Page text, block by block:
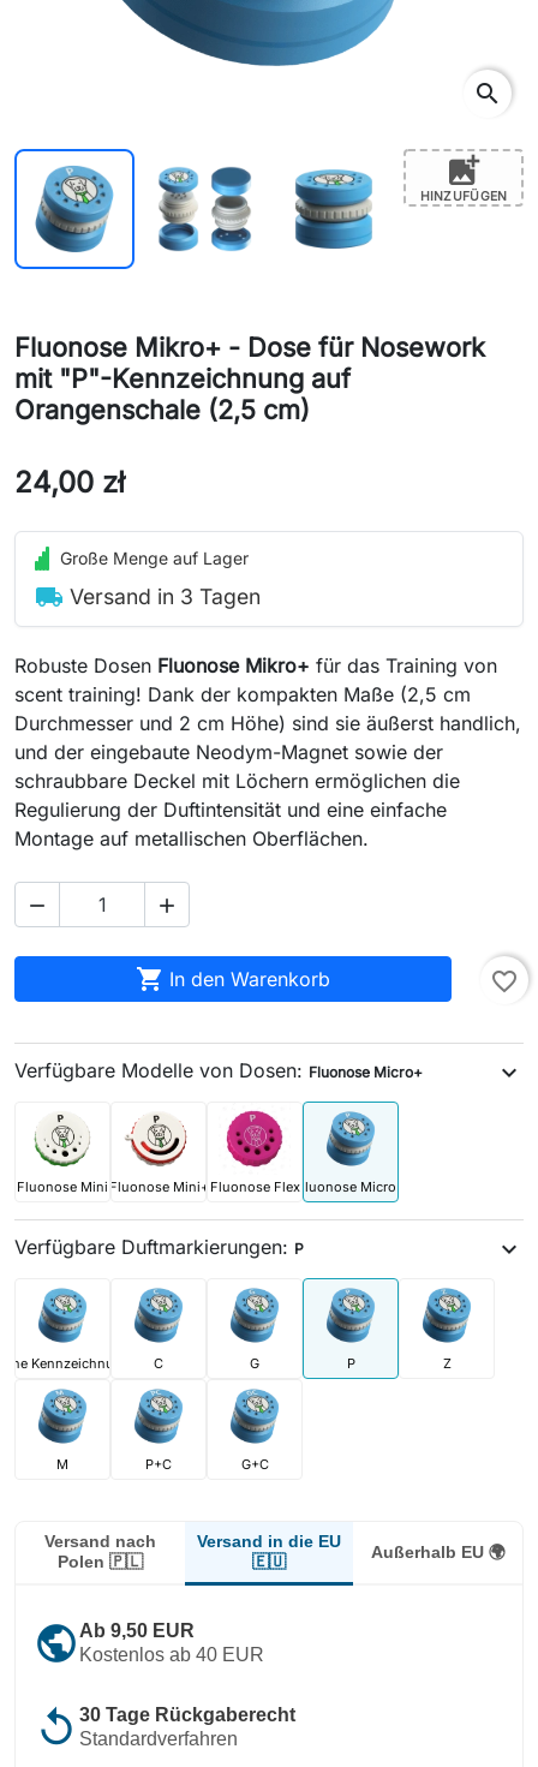
search
add_photo_alternate
HINZUFÜGEN
Fluonose Mikro+ - Dose für Nosework
mit "P"-Kennzeichnung auf
Orangenschale (2,5 cm)
24,00 zł
Große Menge auf Lager
local_shipping Versand in 3 Tagen
Robuste Dosen Fluonose Mikro+ für das Training von
scent training! Dank der kompakten Maße (2,5 cm
Durchmesser und 2 cm Höhe) sind sie äußerst handlich,
und der eingebaute Neodym-Magnet sowie der
schraubbare Deckel mit Löchern ermöglichen die
Regulierung der Duftintensität und eine einfache
Montage auf metallischen Oberflächen.
 
 In den Warenkorb favorite_border
Verfügbare Modelle von Dosen: Fluonose Micro+ expand_more
Fluonose Mini Fluonose Mini+ Fluonose FlexFluonose Micro+
Verfügbare Duftmarkierungen: P expand_more
Kennzeichnung C G P Z
M P+C G+C
Versand nach
Polen 🇵🇱
Versand in die EU
🇪🇺
Außerhalb EU 🌍
public Ab 9,50 EUR
Kostenlos ab 40 EUR
replay 30 Tage Rückgaberecht
Standardverfahren